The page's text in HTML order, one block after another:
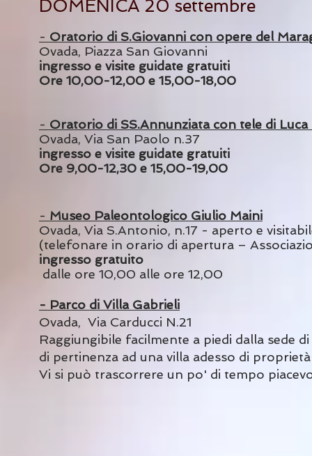
DOMENICA 20 settembre
- Oratorio di S.Giovanni con opere del
Ovada, Piazza San Giovanni
ingresso e visite guidate gratuiti
Ore 10,00-12,00 e 15,00-18,00
- Oratorio di SS.Annunziata con tele di Luca
Ovada, Via San Paolo n.37
ingresso e visite guidate gratuiti
Ore 9,00-12,30 e 15,00-19,00
- Museo Paleontologico Giulio Maini
Ovada, Via S.Antonio, n.17 - aperto e
(telefonare in orario di apertura –
ingresso gratuito
dalle ore 10,00 alle ore 12,00
- Parco di Villa Gabrieli
Ovada, Via Carducci N.21
Raggiungibile facilmente a piedi dalla sede
di pertinenza ad una villa adesso di
Vi si può trascorrere un po' di tempo